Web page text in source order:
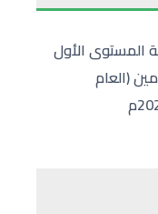
المستوى الأول
(العام